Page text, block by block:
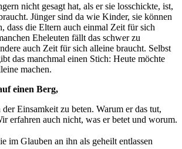
nicht gesagt hat, als er sie losschickte, ist,
Jünger sind da wie Kinder, sie können
dass die Eltern auch einmal Zeit für sich
Eheleuten fällt das schwer zu
auch Zeit für sich alleine braucht. Selbst
das manchmal einen Stich: Heute möchte
machen.
einen Berg,
Einsamkeit zu beten. Warum er das tut,
erfahren auch nicht, was er betet und worum.
im Glauben an ihn als geheilt entlassen